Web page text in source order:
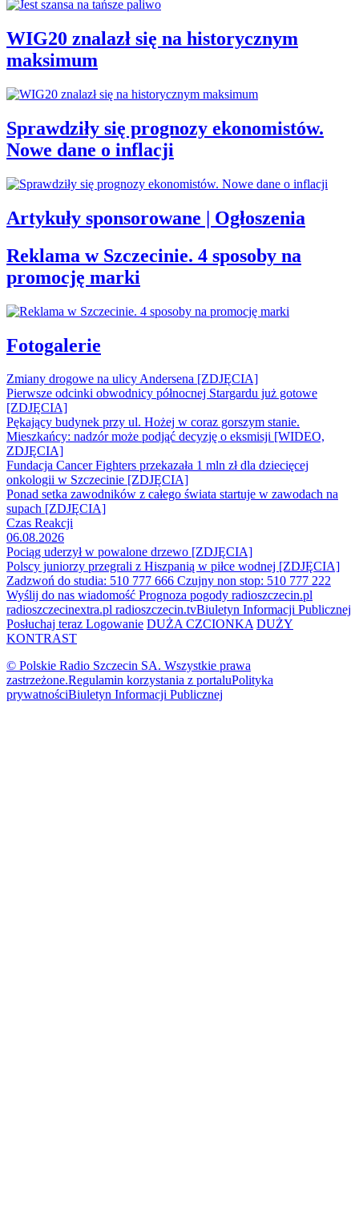
WIG20 znalazł się na historycznym
maksimum
Sprawdziły się prognozy ekonomistów.
Nowe dane o inflacji
Artykuły sponsorowane | Ogłoszenia
Reklama w Szczecinie. 4 sposoby na
promocję marki
Fotogalerie
Zmiany drogowe na ulicy Andersena [ZDJĘCIA]
Pierwsze odcinki obwodnicy północnej Stargardu już gotowe
[ZDJĘCIA]
Pękający budynek przy ul. Hożej w coraz gorszym stanie.
Mieszkańcy: nadzór może podjąć decyzję o eksmisji [WIDEO,
ZDJĘCIA]
Fundacja Cancer Fighters przekazała 1 mln zł dla dziecięcej
onkologii w Szczecinie [ZDJĘCIA]
Ponad setka zawodników z całego świata startuje w zawodach na
supach [ZDJĘCIA]
Czas Reakcji
06.08.2026
Pociąg uderzył w powalone drzewo [ZDJĘCIA]
Polscy juniorzy przegrali z Hiszpanią w piłce wodnej [ZDJĘCIA]
Zadzwoń do studia: 510 777 666 Czujny non stop: 510 777 222
Wyślij do nas wiadomość Prognoza pogody radioszczecin.pl
radioszczecinextra.pl radioszczecin.tvBiuletyn Informacji Publicznej
Posłuchaj teraz Logowanie DUŻA CZCIONKA DUŻY
KONTRAST
© Polskie Radio Szczecin SA. Wszystkie prawa
zastrzeżone.Regulamin korzystania z portaluPolityka
prywatnościBiuletyn Informacji Publicznej